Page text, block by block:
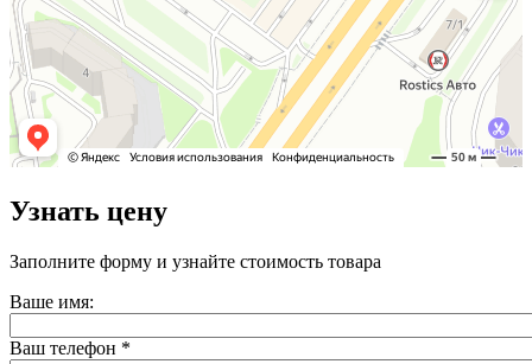
Узнать цену
Заполните форму и узнайте стоимость товара
Ваше имя:
Ваш телефон *